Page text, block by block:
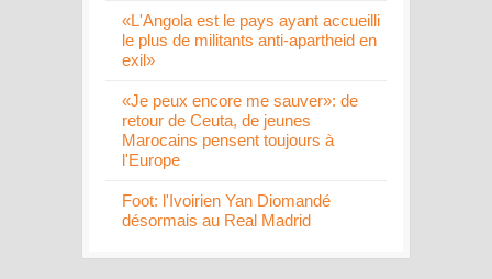
«L'Angola est le pays ayant accueilli
le plus de militants anti-apartheid en
exil»
«Je peux encore me sauver»: de
retour de Ceuta, de jeunes
Marocains pensent toujours à
l'Europe
Foot: l'Ivoirien Yan Diomandé
désormais au Real Madrid